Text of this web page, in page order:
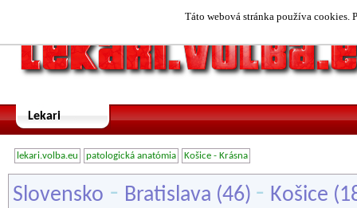
Táto webová stránka používa cookies.
Lekari
lekari.volba.eu patologická anatómia Košice - Krásna
Slovensko - Bratislava (46) - Košice